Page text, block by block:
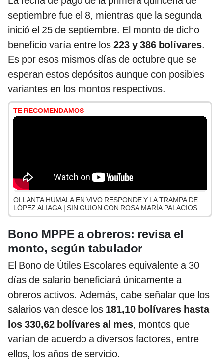
septiembre fue el 8, mientras que la segunda
inició el 25 de septiembre. El monto de dicho
beneficio varía entre los 223 y 386 bolívares.
Es por esos mismos días de octubre que se
esperan estos depósitos aunque con posibles
variantes en los montos respectivos.
TE RECOMENDAMOS
OLLANTA HUMALA EN VIVO RESPONDE Y LA TRAMPA DE
LÓPEZ ALIAGA | SIN GUION CON ROSA MARÍA PALACIOS
Bono MPPE a obreros: revisa el
monto, según tabulador
El Bono de Útiles Escolares equivalente a 30
días de salario beneficiará únicamente a
obreros activos. Además, cabe señalar que los
salarios van desde los 181,10 bolívares hasta
los 330,62 bolívares al mes, montos que
varían de acuerdo a diversos factores, entre
ellos, los años de servicio.